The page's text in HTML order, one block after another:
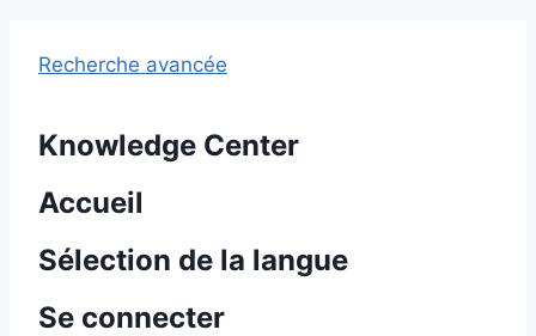
Recherche avancée
Knowledge Center
Accueil
Sélection de la langue
Se connecter